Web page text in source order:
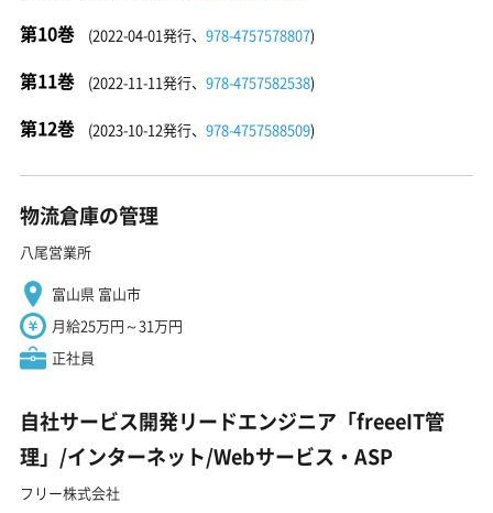
第10巻 (2022-04-01発行、 978-4757578807)
第11巻 (2022-11-11発行、 978-4757582538)
第12巻 (2023-10-12発行、 978-4757588509)
物流倉庫の管理
八尾営業所
富山県 富山市
月給25万円～31万円
正社員
自社サービス開発リードエンジニア「freeeIT管
理」/インターネット/Webサービス・ASP
フリー株式会社